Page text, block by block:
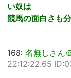
い奴は
競馬の面白さも
168: 名無しさん
22:12:22.65